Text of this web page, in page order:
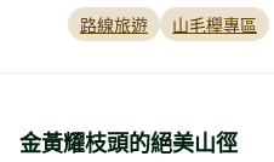
【宜蘭】
【花蓮】
路線旅遊 山毛櫸專區
金黃耀枝頭的絕美山徑